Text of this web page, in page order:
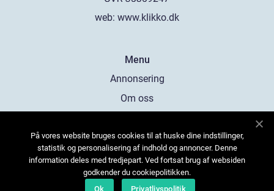
web: www.klikko.dk
Menu
Annonsering
Om oss
Kontakta oss
Sitemap
På vores website bruges cookies til at huske dine indstillinger,
statistik og personalisering af indhold og annoncer. Denne
information deles med tredjepart. Ved fortsat brug af websiden
godkender du cookiepolitikken.
Ok
Privatlivspolitik